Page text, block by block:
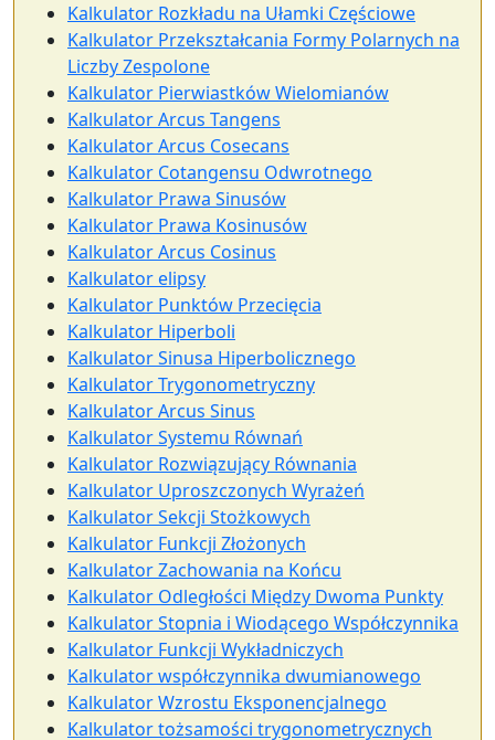
Kalkulator Rozkładu na Ułamki Częściowe
Kalkulator Przekształcania Formy Polarnych na
Liczby Zespolone
Kalkulator Pierwiastków Wielomianów
Kalkulator Arcus Tangens
Kalkulator Arcus Cosecans
Kalkulator Cotangensu Odwrotnego
Kalkulator Prawa Sinusów
Kalkulator Prawa Kosinusów
Kalkulator Arcus Cosinus
Kalkulator elipsy
Kalkulator Punktów Przecięcia
Kalkulator Hiperboli
Kalkulator Sinusa Hiperbolicznego
Kalkulator Trygonometryczny
Kalkulator Arcus Sinus
Kalkulator Systemu Równań
Kalkulator Rozwiązujący Równania
Kalkulator Uproszczonych Wyrażeń
Kalkulator Sekcji Stożkowych
Kalkulator Funkcji Złożonych
Kalkulator Zachowania na Końcu
Kalkulator Odległości Między Dwoma Punkty
Kalkulator Stopnia i Wiodącego Współczynnika
Kalkulator Funkcji Wykładniczych
Kalkulator współczynnika dwumianowego
Kalkulator Wzrostu Eksponencjalnego
Kalkulator tożsamości trygonometrycznych